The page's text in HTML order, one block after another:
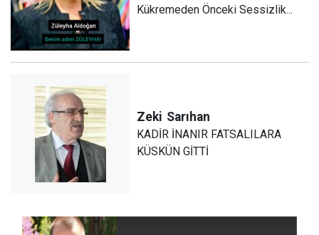
Kükremeden Önceki Sessizlik...
Zeki Sarıhan
KADİR İNANIR FATSALILARA
KÜSKÜN GİTTİ